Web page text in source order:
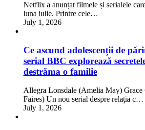
Netflix a anunțat filmele și serialele
luna iulie. Printre cele…
July 1, 2026
Ce ascund adolescenții de
serial BBC explorează
destrăma o familie
Allegra Lonsdale (Amelia May) Grace
Faires) Un nou serial despre relația c…
July 1, 2026